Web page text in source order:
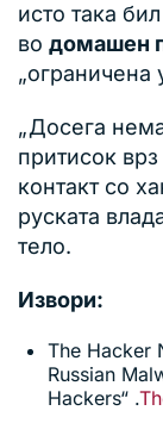
исто така
во домашен
„ограничена
„Досега
притисок
контакт со
руската
тело.
Извори:
The Hacker
Russian
Hackers“ .